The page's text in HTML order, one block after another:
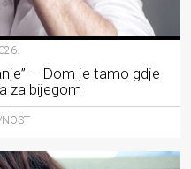
– Dom je tamo gdje
za bijegom